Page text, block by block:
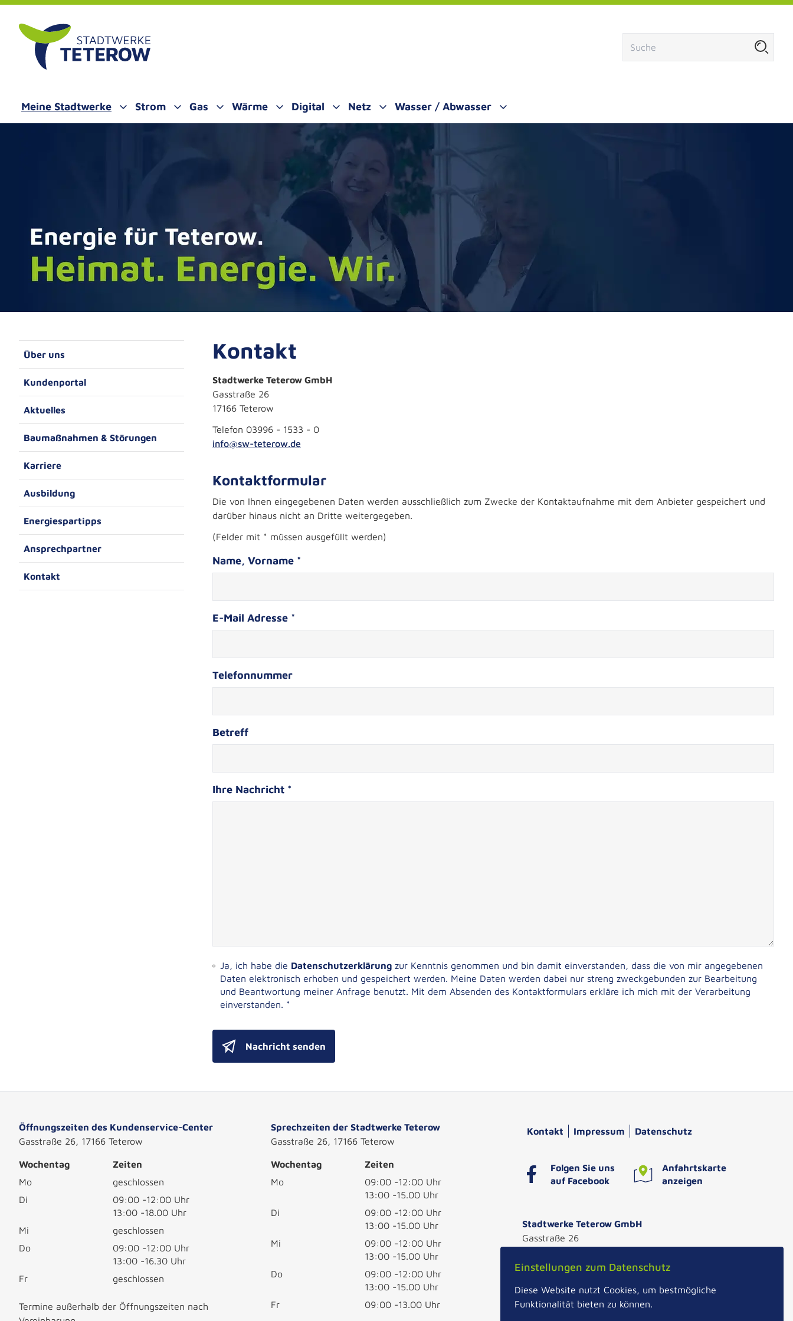
Einstellungen zum Datenschutz
Diese Website nutzt Cookies, um bestmögliche
Funktionalität bieten zu können.
Meine Stadtwerke Strom Gas Wärme Digital Netz Wasser / Abwasser
Über uns
Kundenportal
Aktuelles
Baumaßnahmen & Störungen
Karriere
Ausbildung
Energiespartipps
Ansprechpartner
Kontakt
Kontakt
Stadtwerke Teterow GmbH
Gasstraße 26
17166 Teterow
Telefon 03996 - 1533 - 0
info@sw-teterow.de
Kontaktformular
Die von Ihnen eingegebenen Daten werden ausschließlich zum Zwecke der Kontaktaufnahme mit dem Anbieter gespeichert und
darüber hinaus nicht an Dritte weitergegeben.
(Felder mit * müssen ausgefüllt werden)
Name, Vorname *
E-Mail Adresse *
Telefonnummer
Betreff
Ihre Nachricht *
Ja, ich habe die Datenschutzerklärung zur Kenntnis genommen und bin damit einverstanden, dass die von mir angegebenen
Daten elektronisch erhoben und gespeichert werden. Meine Daten werden dabei nur streng zweckgebunden zur Bearbeitung
und Beantwortung meiner Anfrage benutzt. Mit dem Absenden des Kontaktformulars erkläre ich mich mit der Verarbeitung
einverstanden. *
Nachricht senden
Öffnungszeiten des Kundenservice-Center
Gasstraße 26, 17166 Teterow
Wochentag
Zeiten
Mo
geschlossen
Di
09:00 -12:00 Uhr
13:00 -18.00 Uhr
Mi
geschlossen
Do
09:00 -12:00 Uhr
13:00 -16.30 Uhr
Fr
geschlossen
Termine außerhalb der Öffnungszeiten nach
Sprechzeiten der Stadtwerke Teterow
Gasstraße 26, 17166 Teterow
Wochentag
Zeiten
Mo
09:00 -12:00 Uhr
13:00 -15.00 Uhr
Di
09:00 -12:00 Uhr
13:00 -15.00 Uhr
Mi
09:00 -12:00 Uhr
13:00 -15.00 Uhr
Do
09:00 -12:00 Uhr
13:00 -15.00 Uhr
Fr
09:00 -13.00 Uhr
Kontakt Impressum Datenschutz
Folgen Sie uns
auf Facebook
Anfahrtskarte
anzeigen
Stadtwerke Teterow GmbH
Gasstraße 26
Telefon 03996 - 1533 - 0
info@sw-teterow.de